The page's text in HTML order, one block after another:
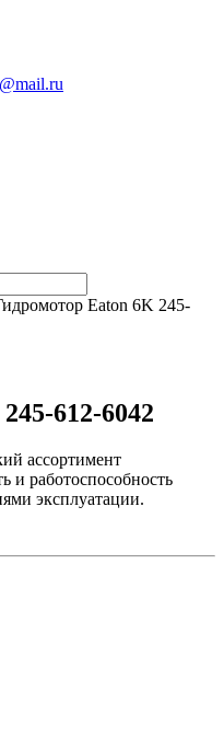
Eaton 6K 245-
612-6042
ассортимент
и работоспособность
эксплуатации.